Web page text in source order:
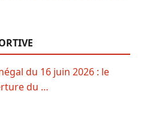
du 16 juin 2026 : le
du …